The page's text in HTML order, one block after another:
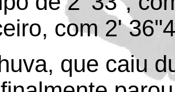
com 2'
que caiu